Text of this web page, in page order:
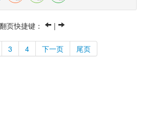
翻页快捷键： |
3 4 下一页 尾页